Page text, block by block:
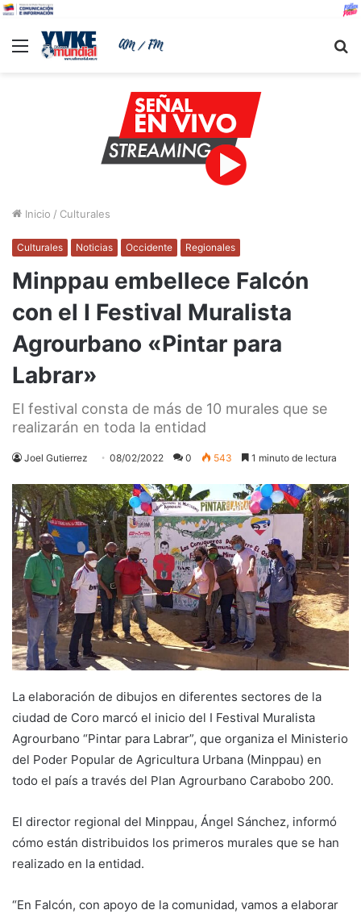
Menu
Inicio / Culturales
Culturales Noticias Occidente Regionales
Minppau embellece Falcón
con el I Festival Muralista
Agrourbano «Pintar para
Labrar»
El festival consta de más de 10 murales que se
realizarán en toda la entidad
Joel Gutierrez 08/02/2022 0 543 1 minuto de lectura
La elaboración de dibujos en diferentes sectores de la
ciudad de Coro marcó el inicio del I Festival Muralista
Agrourbano “Pintar para Labrar”, que organiza el Ministerio
del Poder Popular de Agricultura Urbana (Minppau) en
todo el país a través del Plan Agrourbano Carabobo 200.
El director regional del Minppau, Ángel Sánchez, informó
cómo están distribuidos los primeros murales que se han
realizado en la entidad.
“En Falcón, con apoyo de la comunidad, vamos a elaborar